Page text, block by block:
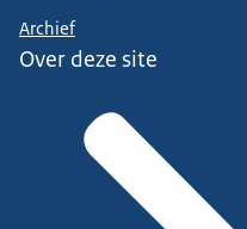
Archief
Over deze site